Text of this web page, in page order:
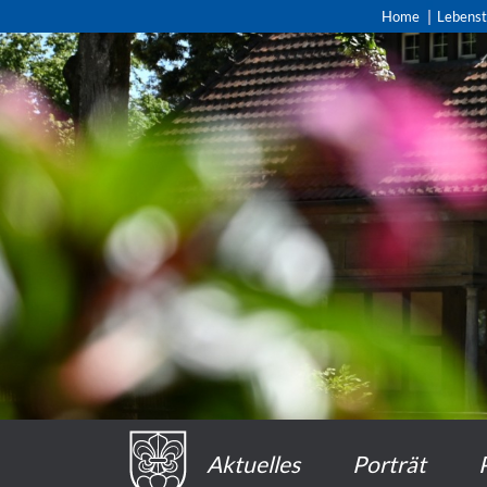
Home
Aktuelles Porträt